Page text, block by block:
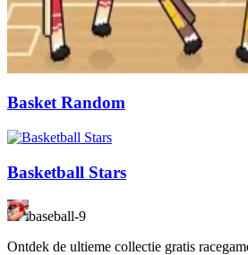
Basket Random
Basketball Stars
baseball-9
Ontdek de ultieme collectie gratis